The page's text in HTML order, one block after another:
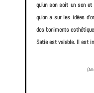
qu’un son soit un son
qu’on a sur les idées
des boniments
Satie est valable. Il est